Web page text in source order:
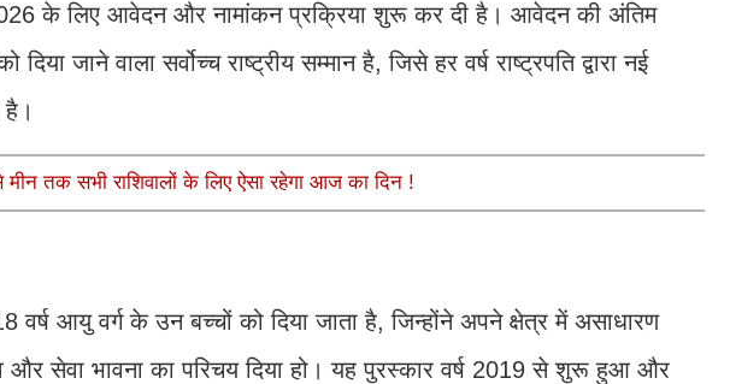
2026 के लिए आवेदन और नामांकन प्रक्रिया शुरू कर दी है। आवेदन की अंतिम
जाने वाला सर्वोच्च राष्ट्रीय सम्मान है, जिसे हर वर्ष राष्ट्रपति द्वारा नई
है।
तक सभी राशिवालों के लिए ऐसा रहेगा आज का दिन !
वर्ष आयु वर्ग के उन बच्चों को दिया जाता है, जिन्होंने अपने क्षेत्र में असाधारण
और सेवा भावना का परिचय दिया हो। यह पुरस्कार वर्ष 2019 से शुरू हुआ और